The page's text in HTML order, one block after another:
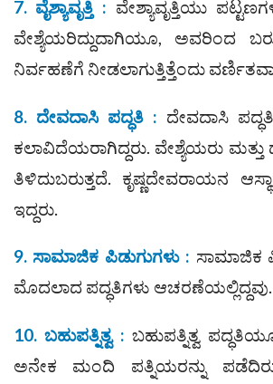
7. ವೈಶ್ಯಾವೃತ್ತಿ : ವೇಶ್ಯಾವೃತ್ತಿಯು
ವೇಶ್ಯೆಯರಿದ್ದುದಾಗಿಯೂ, ಅವರಿಂದ
ನಿರ್ವಹಣೆಗೆ ನೀಡಲಾಗುತ್ತಿತ್ತೆಂದು
8. ದೇವದಾಸಿ ಪದ್ಧತಿ : ದೇವದಾಸಿ
ಕಲಾವಿದೆಯರಾಗಿದ್ದರು. ವೇಶ್ಯೆಯರು
ತಿಳಿದುಬರುತ್ತದೆ. ಕೃಷ್ಣದೇವರಾಯನ
ಇದ್ದರು.
9. ಸಾಮಾಜಿಕ ಪಿಡುಗುಗಳು : ಸಾಮಾಜಿಕ
ಮೊದಲಾದ ಪದ್ಧತಿಗಳು ಆಚರಣೆಯಲ್ಲಿದ್ದವು.
10. ಬಹುಪತ್ನಿತ್ವ : ಬಹುಪತ್ನಿತ್ವ
ಅನೇಕ ಮಂದಿ ಪತ್ನಿಯರನ್ನು